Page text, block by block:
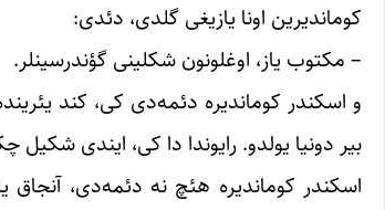
کوماندیرین اونا یازیغی گلدی، دئدی:
– مکتوب یاز، اوغلونون شکلینی گؤندرسینلر.
بیر دونیا یولدو. رایوندا دا کی، ایندی شکیل
اسکندر کوماندیره هئچ نه دئمه‌دی، آنجاق